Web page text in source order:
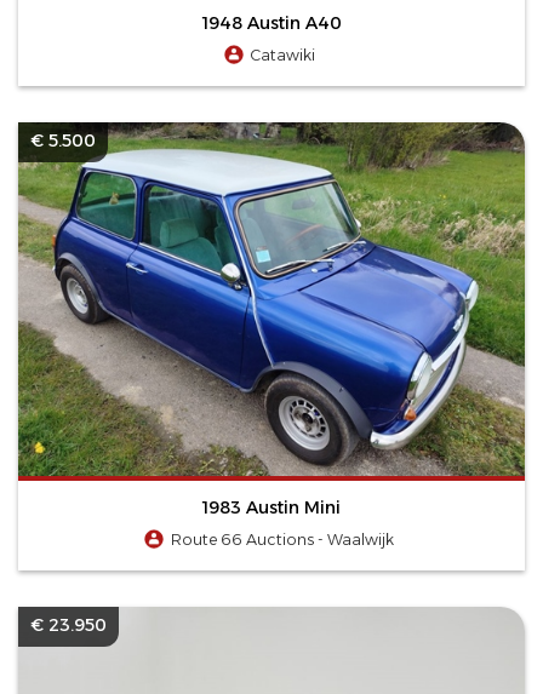
1948 Austin A40
Catawiki
€ 5.500
1983 Austin Mini
Route 66 Auctions - Waalwijk
€ 23.950